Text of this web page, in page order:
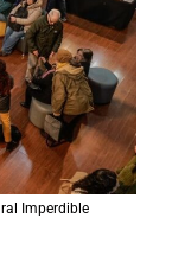
Imperdible